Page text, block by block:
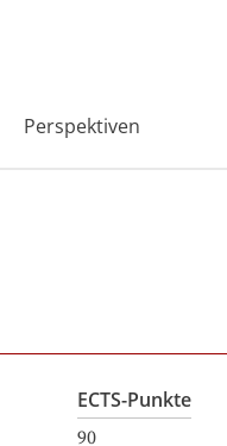
Perspektiven
ECTS-Punkte
90